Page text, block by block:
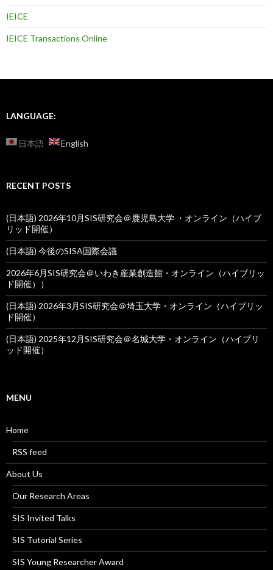
IEICE
IEICE Transactions Online
LANGUAGE:
日本語 English
RECENT POSTS
(日本語) 2026年10月SIS研究会＠鹿児島大学 ・オンライン（ハイブ
リッド開催）
(日本語) 今後のSISA国際会議
2026年6月SIS研究会＠いわき産業創造館・オンライン（ハイブリッ
ド開催））
(日本語) 2026年3月SIS研究会＠埼玉大学・オンライン（ハイブリッ
ド開催）
(日本語) 2025年12月SIS研究会＠名城大学・オンライン（ハイブリ
ッド開催）
MENU
Home
RSS feed
About Us
Our Research Areas
SIS Invited Talks
SIS Tutorial Series
SIS Young Researcher Award